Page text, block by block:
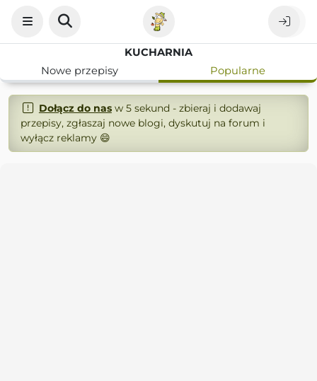
KUCHARNIA
Nowe przepisy
Popularne
Dołącz do nasw 5 sekund - zbieraj i dodawaj
przepisy, zgłaszaj nowe blogi, dyskutuj na forum i
wyłącz reklamy 😄